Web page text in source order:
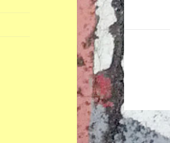
ビ
ゲ
ー
シ
ョ
ン